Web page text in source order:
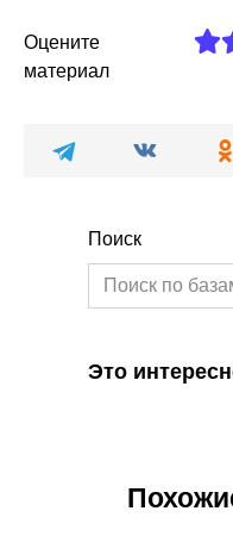
Оцените
материал
Поиск
Это